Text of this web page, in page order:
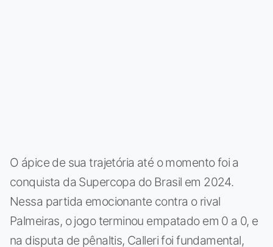
O ápice de sua trajetória até o momento foi a
conquista da Supercopa do Brasil em 2024.
Nessa partida emocionante contra o rival
Palmeiras, o jogo terminou empatado em 0 a 0, e
na disputa de pênaltis, Calleri foi fundamental,